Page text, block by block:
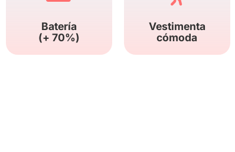
Batería
(+ 70%)
Vestimenta
cómoda